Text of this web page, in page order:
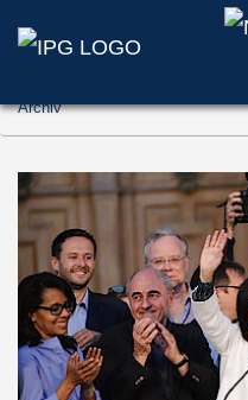
Zum Inhalt
Zur Suche
Zur Navigation
Archiv